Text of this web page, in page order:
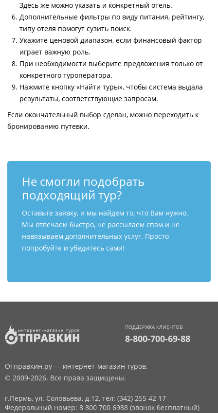
Здесь же можно указать и конкретный отель.
Дополнительные фильтры по виду питания, рейтингу,
типу отеля помогут сузить поиск.
Укажите ценовой диапазон, если финансовый фактор
играет важную роль.
При необходимости выберите предложения только от
конкретного туроператора.
Нажмите кнопку «Найти туры», чтобы система выдала
результаты, соответствующие запросам.
Если окончательный выбор сделан, можно переходить к
бронированию путевки.
Не смогли подобрать
подходящий тур?
Оставьте заявку, и мы найдем то, что Вам нужно.
Мы отвечаем быстро, не рассылаем спам и не
навязываем дополнительных услуг. Просто
попробуйте и убедитесь сами!
ПОДДЕРЖКА КЛИЕНТОВ
8-800-700-69-88
Отправкин.ру — интернет-магазин туров.
© 2009-2026. Все права защищены.
г.Пермь, ул. Соловьева, д.12, тел: (342) 255 42 17
Федеральный номер: 8 800 700 6988 (звонок бесплатный)